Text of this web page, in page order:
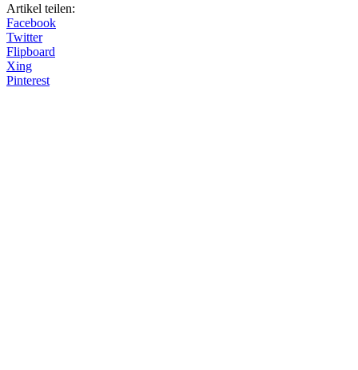
Artikel teilen:
Facebook
Twitter
Flipboard
Xing
Pinterest